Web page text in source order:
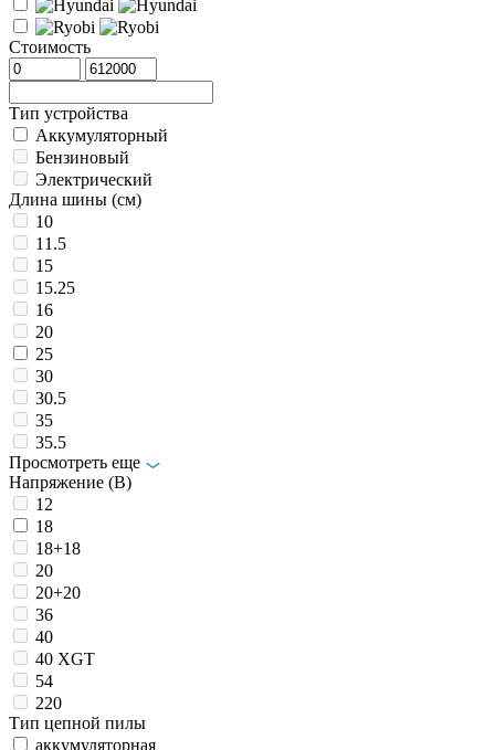
Стоимость
Тип устройства
Аккумуляторный
Бензиновый
Электрический
Длина шины (см)
10
11.5
15
15.25
16
20
25
30
30.5
35
35.5
Просмотреть еще
Напряжение (В)
12
18
18+18
20
20+20
36
40
40 XGT
54
220
Тип цепной пилы
аккумуляторная